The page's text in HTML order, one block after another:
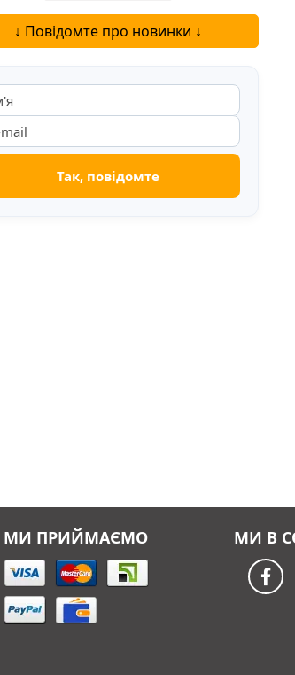
↓ Повідомте про новинки ↓
МИ ПРИЙМАЄМО МИ В